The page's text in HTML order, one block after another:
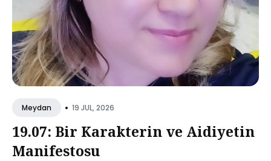
Meydan • 19 JUL, 2026
19.07: Bir Karakterin ve Aidiyetin
Manifestosu